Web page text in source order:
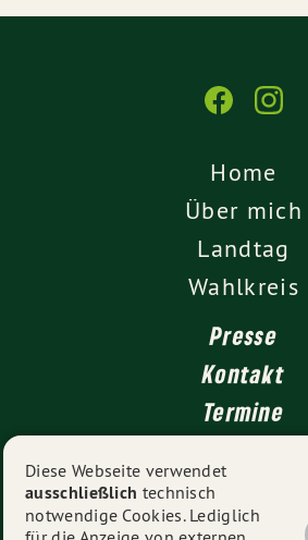
Home
Über mich
Landtag
Wahlkreis
Presse
Kontakt
Termine
Impressum
Diese Webseite verwendet
ausschließlich technisch
notwendige Cookies. Lediglich